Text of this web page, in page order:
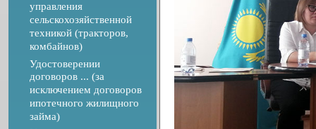
управления
сельскохозяйственной
техникой (тракторов,
комбайнов)
Удостоверении
договоров ... (за
исключением договоров
ипотечного жилищного
займа)